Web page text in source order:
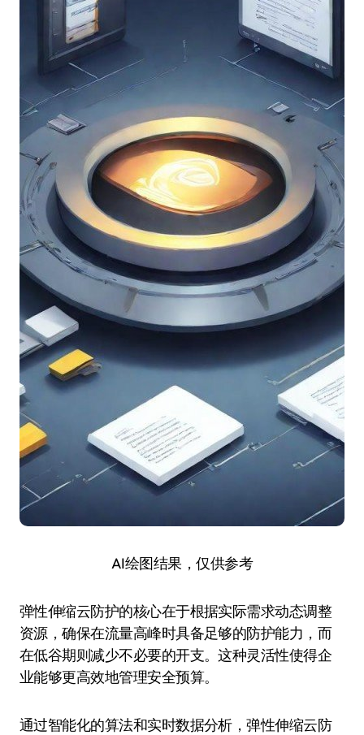
AI绘图结果，仅供参考
弹性伸缩云防护的核心在于根据实际需求动态调整
资源，确保在流量高峰时具备足够的防护能力，而
在低谷期则减少不必要的开支。这种灵活性使得企
业能够更高效地管理安全预算。
通过智能化的算法和实时数据分析，弹性伸缩云防